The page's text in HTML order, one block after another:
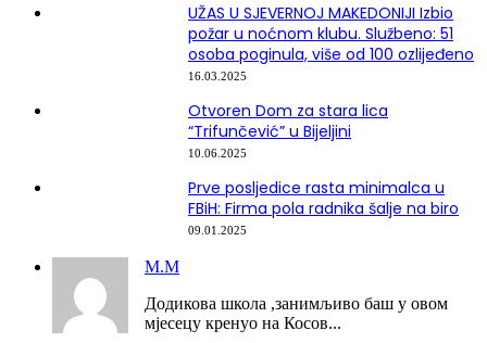
UŽAS U SJEVERNOJ MAKEDONIJI Izbio
požar u noćnom klubu. Službeno: 51
osoba poginula, više od 100 ozlijeđeno
16.03.2025
Otvoren Dom za stara lica
“Trifunčević” u Bijeljini
10.06.2025
Prve posljedice rasta minimalca u
FBiH: Firma pola radnika šalje na biro
09.01.2025
М.М
Додикова школа ,занимљиво баш у овом
мјесецу кренуо на Косов...